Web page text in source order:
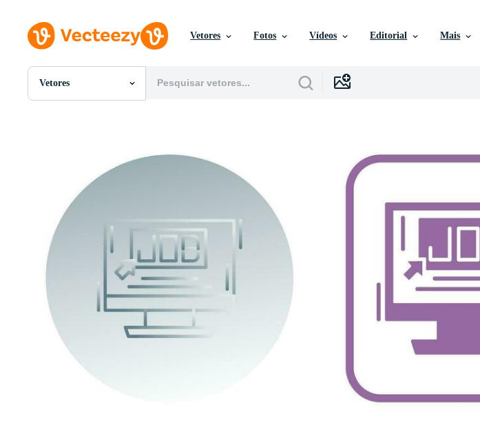
Vetores Fotos Vídeos Editorial Mais
Vetores
Todas Imagens
Vetores
Videos
Motion graphics
Imagens Editoriais
Eventos Editoriais